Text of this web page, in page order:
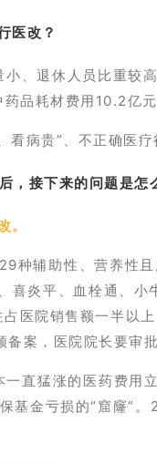
医改？
、退休人员比重较
品耗材费用10.2亿
看病贵”、不正确医疗
，接下来的问题是怎
。
种辅助性、营养性
喜炎平、血栓通、
医院销售额一半以
案，医院院长要审
一直猛涨的医药费
基金亏损的“窟窿”